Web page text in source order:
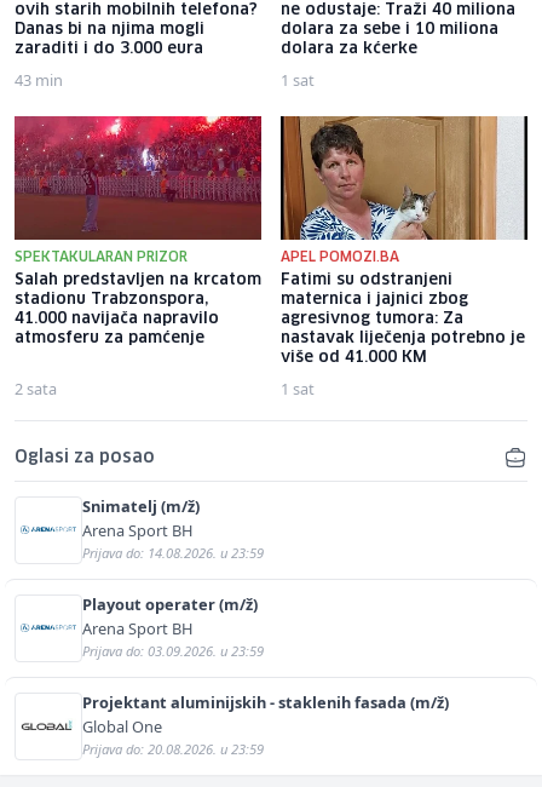
ovih starih mobilnih telefona?
Danas bi na njima mogli
zaraditi i do 3.000 eura
43 min
ne odustaje: Traži 40 miliona
dolara za sebe i 10 miliona
dolara za kćerke
1 sat
SPEKTAKULARAN PRIZOR
Salah predstavljen na krcatom
stadionu Trabzonspora,
41.000 navijača napravilo
atmosferu za pamćenje
2 sata
APEL POMOZI.BA
Fatimi su odstranjeni
maternica i jajnici zbog
agresivnog tumora: Za
nastavak liječenja potrebno je
više od 41.000 KM
1 sat
Oglasi za posao
Snimatelj (m/ž)
Arena Sport BH
Prijava do: 14.08.2026. u 23:59
Playout operater (m/ž)
Arena Sport BH
Prijava do: 03.09.2026. u 23:59
Projektant aluminijskih - staklenih fasada (m/ž)
Global One
Prijava do: 20.08.2026. u 23:59